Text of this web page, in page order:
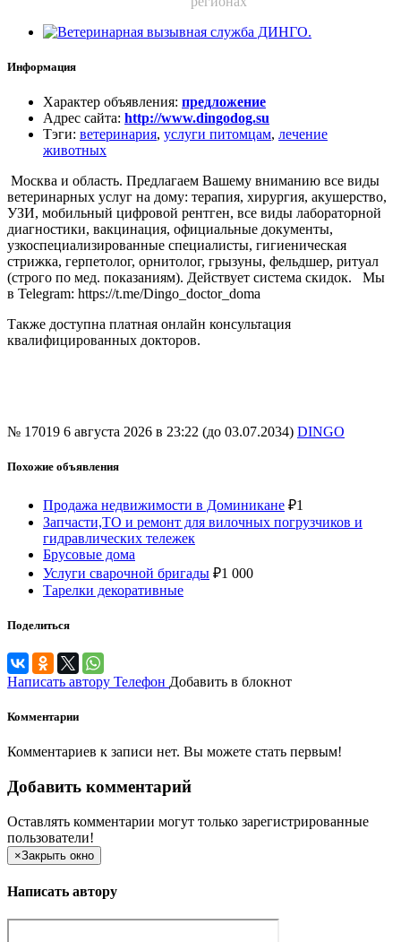
Информация
Характер объявления: предложение
Адрес сайта: http://www.dingodog.su
Тэги: ветеринария, услуги питомцам, лечение
животных
Москва и область. Предлагаем Вашему вниманию все виды
ветеринарных услуг на дому: терапия, хирургия, акушерство,
УЗИ, мобильный цифровой рентген, все виды лабораторной
диагностики, вакцинация, официальные документы,
узкоспециализированные специалисты, гигиеническая
стрижка, герпетолог, орнитолог, грызуны, фельдшер, ритуал
(строго по мед. показаниям). Действует система скидок. Мы
в Telegram: https://t.me/Dingo_doctor_doma
Также доступна платная онлайн консультация
квалифицированных докторов.
№ 17019 6 августа 2026 в 23:22 (до 03.07.2034) DINGO
Похожие объявления
Продажа недвижимости в Доминикане ₽1
Запчасти,ТО и ремонт для вилочных погрузчиков и
гидравлических тележек
Брусовые дома
Услуги сварочной бригады ₽1 000
Тарелки декоративные
Поделиться
Написать автору Телефон Добавить в блокнот
Комментарии
Комментариев к записи нет. Вы можете стать первым!
Добавить комментарий
Оставлять комментарии могут только зарегистрированные
пользователи!
×Закрыть окно
Написать автору